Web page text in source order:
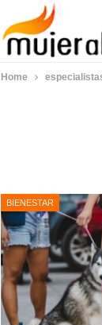
Home
BIENESTAR